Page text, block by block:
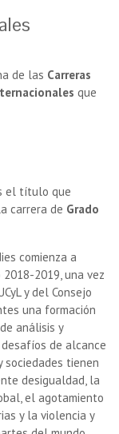
de las Carreras
que
el título que
carrera de Grado
comienza a
2019, una vez
y del Consejo
una formación
análisis y
de alcance
tienen
desigualdad, la
el agotamiento
y la violencia y